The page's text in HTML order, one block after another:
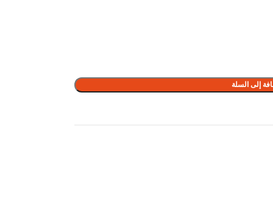
إلى السلة